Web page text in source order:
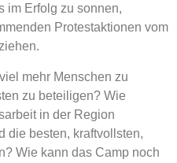
im Erfolg zu sonnen,
Protestaktionen vom
mehr Menschen zu
zu beteiligen? Wie
in der Region
die besten, kraftvollsten,
Wie kann das Camp noch